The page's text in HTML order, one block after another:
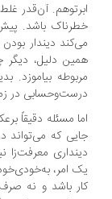
آن‌قدر غلط
باشد. پیش‌فرض
دیندار بودن فهم
دلیل، دیگر چیزی
بیاموزد.
در زمینه‌ی
مسئله دقیقاً برعکس
که می‌تواند در
معرفت‌زا
امر، به‌خودی‌خود،
باشد و نه صرف